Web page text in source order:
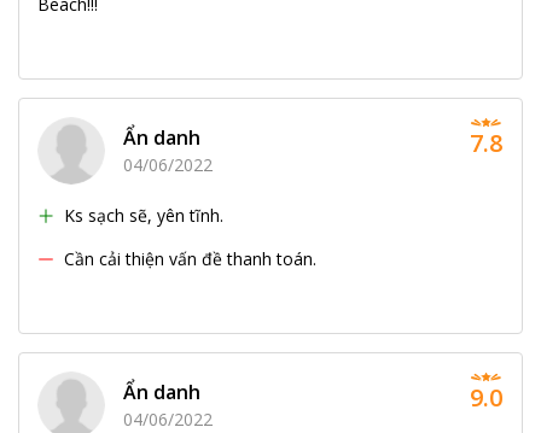
Ẩn danh
04/06/2022
Ks sạch sẽ, yên tĩnh.
Cần cải thiện vấn đề thanh toán.
7.8
Ẩn danh
04/06/2022
9.0